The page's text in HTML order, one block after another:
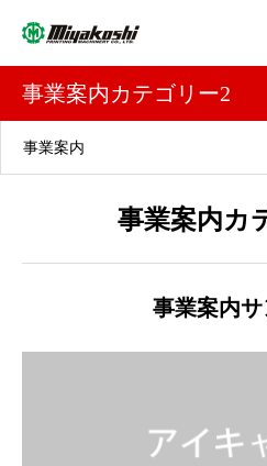
事業案内カテゴリー2
事業案内
事業案内カ
事業案内